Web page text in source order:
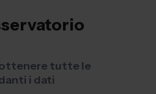
ottenere tutte le
i dati